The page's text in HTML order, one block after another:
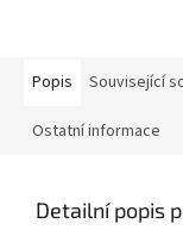
Popis Související
Ostatní informace
Detailní popis